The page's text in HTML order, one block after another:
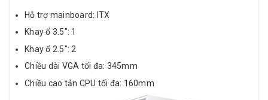
Hỗ trợ mainboard: ITX
Khay ổ 3.5": 1
Khay ổ 2.5": 2
Chiều dài VGA tối đa: 345mm
Chiều cao tản CPU tối đa: 160mm